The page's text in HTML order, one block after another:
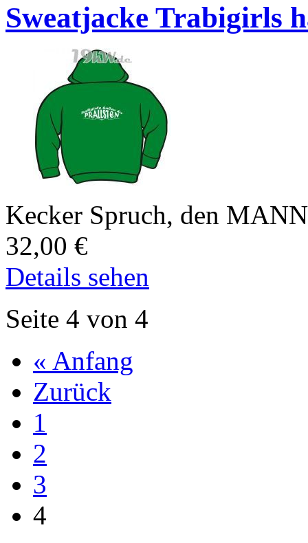
Sweatjacke Trabigirls
Kecker Spruch, den
32,00 €
Details sehen
Seite 4 von 4
« Anfang
Zurück
1
2
3
4